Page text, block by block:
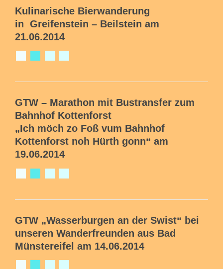
Kulinarische Bierwanderung
in Greifenstein – Beilstein am
21.06.2014
GTW – Marathon mit Bustransfer zum
Bahnhof Kottenforst
„Ich möch zo Foß vum Bahnhof
Kottenforst noh Hürth gonn“ am
19.06.2014
GTW „Wasserburgen an der Swist“ bei
unseren Wanderfreunden aus Bad
Münstereifel am 14.06.2014